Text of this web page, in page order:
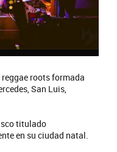
roots formada
San Luis,
titulado
en su ciudad natal.